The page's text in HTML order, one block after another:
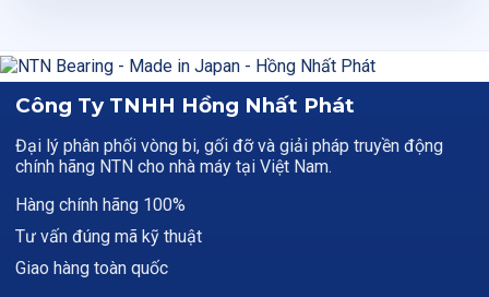
Công Ty TNHH Hồng Nhất Phát
Đại lý phân phối vòng bi, gối đỡ và giải pháp truyền động
chính hãng NTN cho nhà máy tại Việt Nam.
Hàng chính hãng 100%
Tư vấn đúng mã kỹ thuật
Giao hàng toàn quốc